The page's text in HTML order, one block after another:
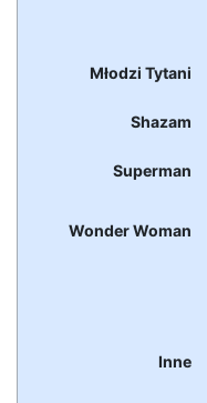
Młodzi Tytani
Shazam
Superman
Wonder Woman
Inne